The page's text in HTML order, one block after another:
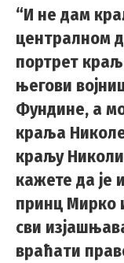
“И не дам
централном
портрет
његови
Фундине, а
краља
краљу
кажете да је
принц Мирко
сви
враћати